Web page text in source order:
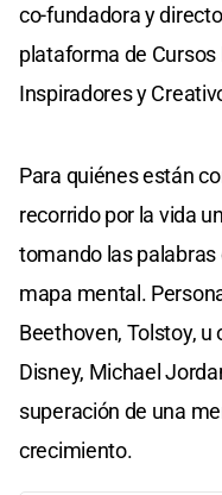
co-fundadora y
plataforma de
Inspiradores y
Para quiénes están
recorrido por la vida
tomando las palabras
mapa mental.
Beethoven, Tolstoy,
Disney, Michael
superación de una
crecimiento.